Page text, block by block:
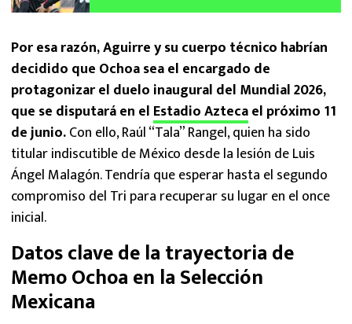
Por esa razón, Aguirre y su cuerpo técnico habrían
decidido que Ochoa sea el encargado de
protagonizar el duelo inaugural del Mundial 2026,
que se disputará en el Estadio Aztecael próximo 11
de junio.Con ello, Raúl “Tala” Rangel, quien ha sido
titular indiscutible de México desde la lesión de Luis
Ángel Malagón. Tendría que esperar hasta el segundo
compromiso del Tri para recuperar su lugar en el once
inicial.
Datos clave de la trayectoria de
Memo Ochoa en la Selección
Mexicana